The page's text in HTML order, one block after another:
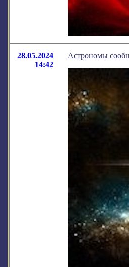
28.05.2024
14:42
Астрономы